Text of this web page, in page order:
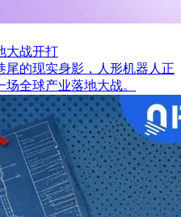
大战开打
尾的现实身影，人形机器人正
全球产业落地大战。